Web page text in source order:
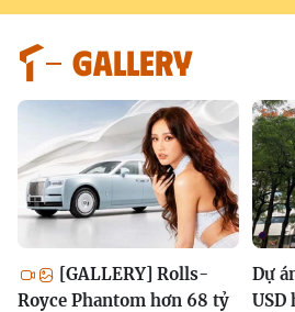
GALLERY
[GALLERY] Rolls-
Royce Phantom hơn 68 tỷ
Dự
USD